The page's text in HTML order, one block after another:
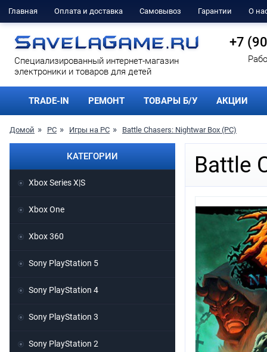
Главная Оплата и доставка Самовывоз Гарантии О
Cпециализированный интернет-магазин
электроники и товаров для детей
+7
TRADE-IN РЕМОНТ ТОВАРЫ Б/У АКЦИИ
Домой PC Игры на PC Battle Chasers: Nightwar Box (PC)
Battle
КАТЕГОРИИ
Xbox Series X|S
Xbox One
Xbox 360
Sony PlayStation 5
Sony PlayStation 4
Sony PlayStation 3
Sony PlayStation 2